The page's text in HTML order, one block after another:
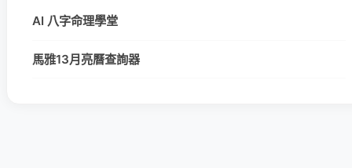
AI 八字命理學堂
馬雅13月亮曆查詢器